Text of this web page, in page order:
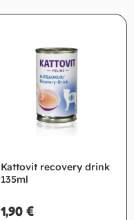
Kattovit recovery drink
135ml
1,90 €